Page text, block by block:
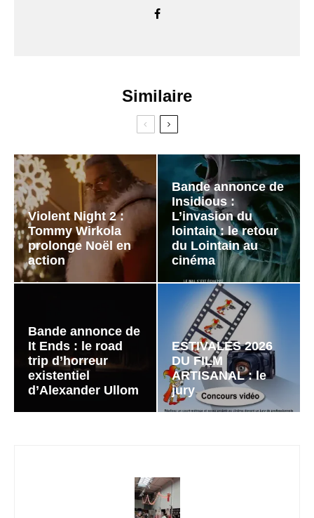
Similaire
Violent Night 2 :
Tommy Wirkola
prolonge Noël en
action
Bande annonce de
Insidious :
L’invasion du
lointain : le retour
du Lointain au
cinéma
Bande annonce de
It Ends : le road
trip d’horreur
existentiel
d’Alexander Ullom
ESTIVALES 2026
DU FILM
ARTISANAL : le
jury